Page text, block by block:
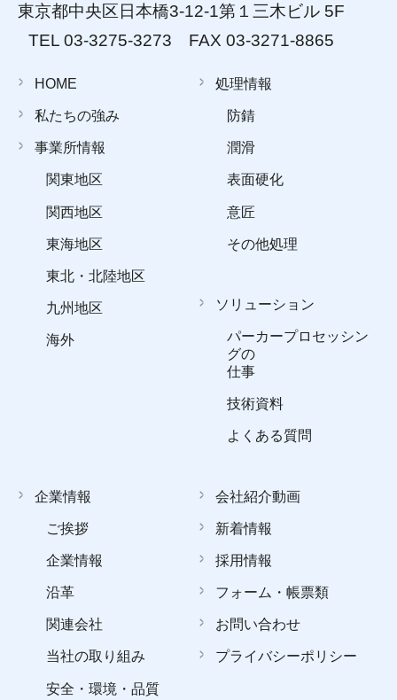
東京都中央区日本橋3-12-1第１三木ビル 5F
TEL 03-3275-3273 FAX 03-3271-8865
HOME
私たちの強み
事業所情報
関東地区
関西地区
東海地区
東北・北陸地区
九州地区
海外
処理情報
防錆
潤滑
表面硬化
意匠
その他処理
ソリューション
パーカープロセッシン
グの
仕事
技術資料
よくある質問
企業情報
ご挨拶
企業情報
沿革
関連会社
当社の取り組み
安全・環境・品質
会社紹介動画
新着情報
採用情報
フォーム・帳票類
お問い合わせ
プライバシーポリシー